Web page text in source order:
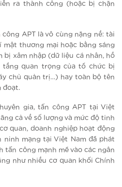
ra thành công (hoặc bị chặn
APT là vô cùng nặng nề: tài
thương mại hoặc bằng sáng
xâm nhập (dữ liệu cá nhân, hồ
tầng quan trọng của tổ chức bị
chủ quản trị…) hay toàn bộ tên
đoạt.
gia, tấn công APT tại Việt
cả về số lượng và mức độ tinh
quan, doanh nghiệp hoạt động
ninh mạng tại Việt Nam đã phát
tấn công mạnh mẽ vào các ngân
như nhiều cơ quan khối Chính